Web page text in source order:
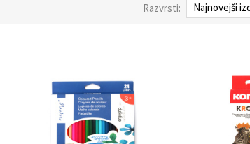
Razvrsti: